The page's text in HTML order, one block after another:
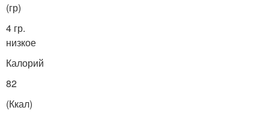
(гр)
4 гр.
низкое
Калорий
82
(Ккал)